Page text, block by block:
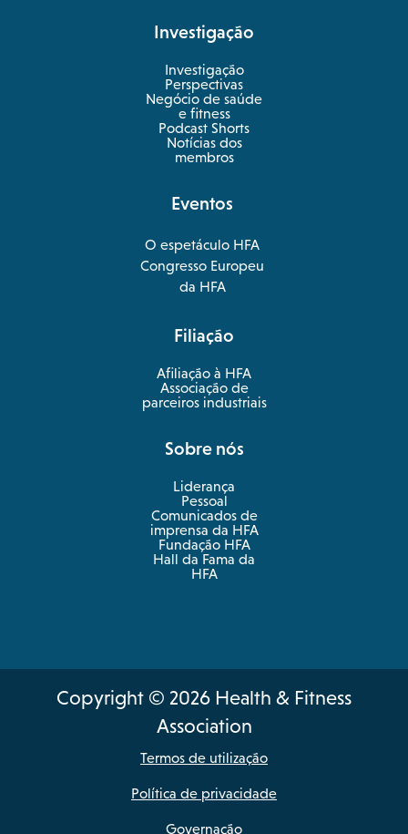
Investigação
Investigação
Perspectivas
Negócio de saúde
e fitness
opens
in
a
new
Podcast Shorts
Notícias dos
membros
Eventos
O espetáculo HFA
opens
in
a
tab
Congresso Europeu
da HFA
opens
new
tab
Filiação
Afiliação à HFA
Associação de
parceiros industriais
Sobre nós
Liderança
Pessoal
Comunicados de
imprensa da HFA
Fundação HFA
Hall da Fama da
HFA
Copyright © 2026 Health & Fitness
Association
Termos de utilização
Política de privacidade
Governação